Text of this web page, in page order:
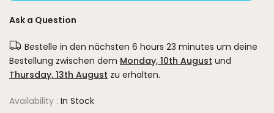
Ask a Question
Bestelle in den nächsten 6 hours 23 minutes um deine
Bestellung zwischen dem Monday, 10th August und
Thursday, 13th August zu erhalten.
Availability : In Stock